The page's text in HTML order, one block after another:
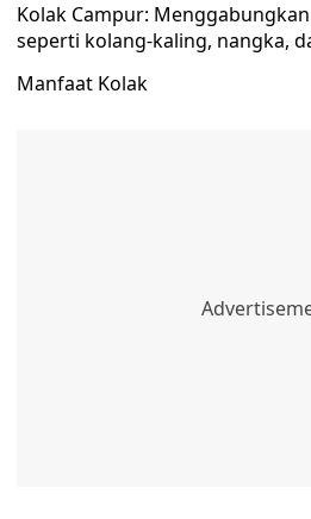
Kolak Campur:
seperti kolang-kaling, nangka,
Manfaat Kolak